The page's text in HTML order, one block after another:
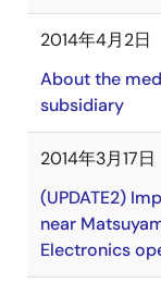
2014年4月2日
About the
subsidiary
2014年3月17日
(UPDATE2)
near
Electronics